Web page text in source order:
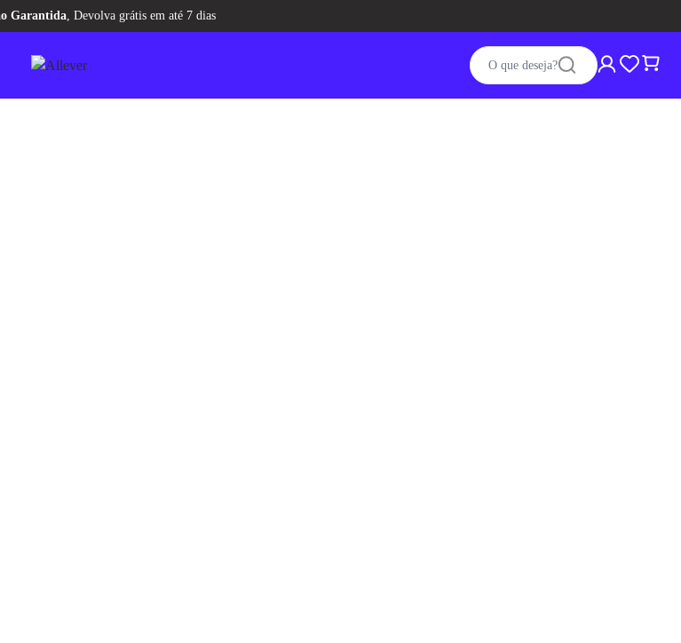
Aqui temCASHBACKpra você
O que deseja?